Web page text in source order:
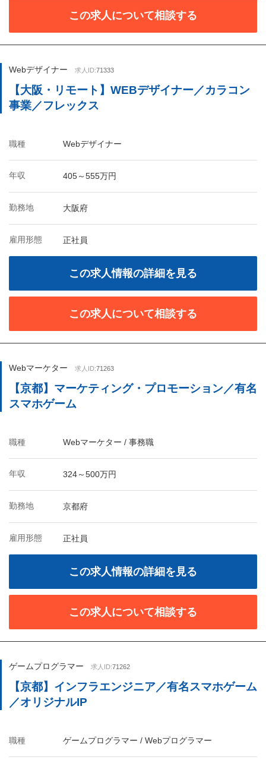
この求人について相談する
Webデザイナー 求人ID:71333
【大阪・リモート】WEBデザイナー／カラコン
事業／フレックス
職種 Webデザイナー
年収 405～555万円
勤務地 大阪府
雇用形態 正社員
この求人情報の詳細を見る
この求人について相談する
Webマーケター 求人ID:71263
【京都】マーケティング・プロモーション／有名
スマホゲーム
職種 Webマーケター / 事務職
年収 324～500万円
勤務地 京都府
雇用形態 正社員
この求人情報の詳細を見る
この求人について相談する
ゲームプログラマー 求人ID:71262
【京都】インフラエンジニア／有名スマホゲーム
／オリジナルIP
職種 ゲームプログラマー / Webプログラマー